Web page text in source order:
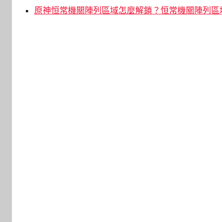
原神恒常機關陣列區域怎麼解鎖？恒常機關陣列區